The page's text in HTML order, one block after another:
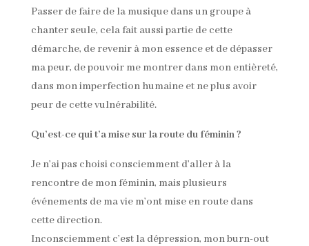
Passer de faire de la musique dans un groupe à
chanter seule, cela fait aussi partie de cette
démarche, de revenir à mon essence et de dépasser
ma peur, de pouvoir me montrer dans mon entièreté,
dans mon imperfection humaine et ne plus avoir
peur de cette vulnérabilité.
Qu’est-ce qui t’a mise sur la route du féminin ?
Je n’ai pas choisi consciemment d’aller à la
rencontre de mon féminin, mais plusieurs
événements de ma vie m’ont mise en route dans
cette direction.
Inconsciemment c’est la dépression, mon burn-out